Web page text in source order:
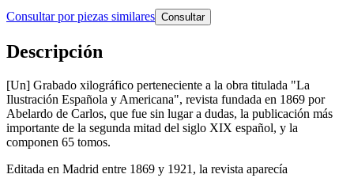
Consultar por piezas similares Consultar
Descripción
[Un] Grabado xilográfico perteneciente a la obra titulada "La
Ilustración Española y Americana", revista fundada en 1869 por
Abelardo de Carlos, que fue sin lugar a dudas, la publicación más
importante de la segunda mitad del siglo XIX español, y la
componen 65 tomos.
Editada en Madrid entre 1869 y 1921, la revista aparecía